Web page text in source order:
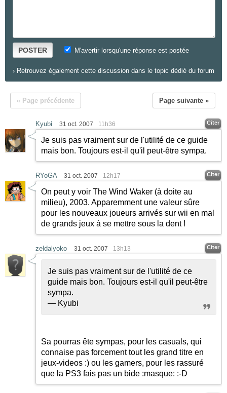
POSTER M'avertir lorsqu'une réponse est postée
› Retrouvez également cette discussion dans le topic dédié du forum
« Page précédente Page suivante »
Kyubi 31 oct. 2007 11h36 Citer
Je suis pas vraiment sur de l'utilité de ce guide
mais bon. Toujours est-il qu'il peut-être sympa.
RYoGA 31 oct. 2007 12h17 Citer
On peut y voir The Wind Waker (à doite au
milieu), 2003. Apparemment une valeur sûre
pour les nouveaux joueurs arrivés sur wii en mal
de grands jeux à se mettre sous la dent !
zeldalyoko 31 oct. 2007 13h13 Citer
Je suis pas vraiment sur de l'utilité de ce
guide mais bon. Toujours est-il qu'il peut-être
sympa.
— Kyubi
Sa pourras ête sympas, pour les casuals, qui
connaise pas forcement tout les grand titre en
jeux-videos :) ou les gamers, pour les rassuré
que la PS3 fais pas un bide :masque: :-D